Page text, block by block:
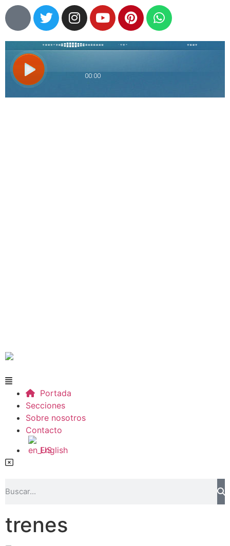
Portada
Secciones
Sobre nosotros
Contacto
English
trenes